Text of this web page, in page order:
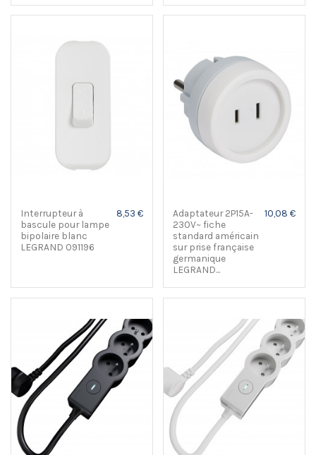
Interrupteur à
bascule pour lampe
bipolaire blanc
LEGRAND 091196
8,53 €
Adaptateur 2P15A-
230V~ fiche
standard américain
sur prise française
germanique
LEGRAND...
10,08 €